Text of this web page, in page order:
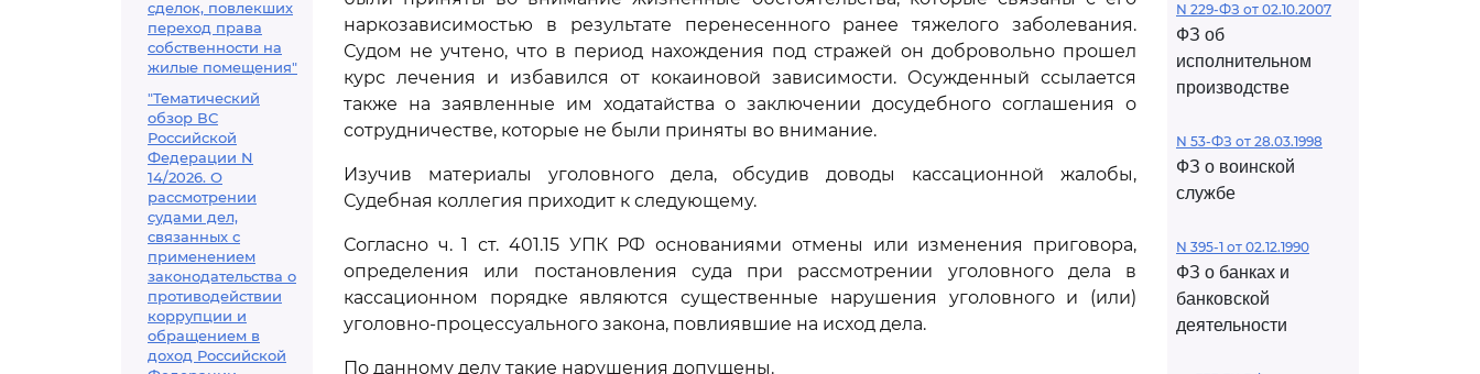
сделок, повлекших
переход права
собственности на
жилые помещения"
"Тематический
обзор ВС
Российской
Федерации N
14/2026. О
рассмотрении
судами дел,
связанных с
применением
законодательства о
противодействии
коррупции и
обращением в
доход Российской
наркозависимостью в результате перенесенного ранее тяжелого заболевания.
Судом не учтено, что в период нахождения под стражей он добровольно прошел
курс лечения и избавился от кокаиновой зависимости. Осужденный ссылается
также на заявленные им ходатайства о заключении досудебного соглашения о
сотрудничестве, которые не были приняты во внимание.
Изучив материалы уголовного дела, обсудив доводы кассационной жалобы,
Судебная коллегия приходит к следующему.
Согласно ч. 1 ст. 401.15 УПК РФ основаниями отмены или изменения приговора,
определения или постановления суда при рассмотрении уголовного дела в
кассационном порядке являются существенные нарушения уголовного и (или)
уголовно-процессуального закона, повлиявшие на исход дела.
По данному делу такие нарушения допущены.
N 229-ФЗ от 02.10.2007
ФЗ об
исполнительном
производстве
N 53-ФЗ от 28.03.1998
ФЗ о воинской
службе
N 395-1 от 02.12.1990
ФЗ о банках и
банковской
деятельности